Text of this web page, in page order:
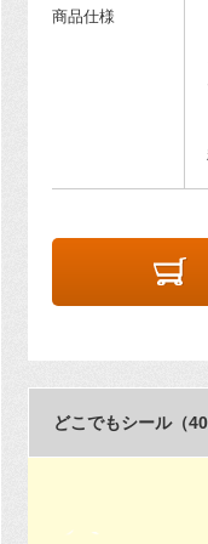
商品仕様
どこでもシール（